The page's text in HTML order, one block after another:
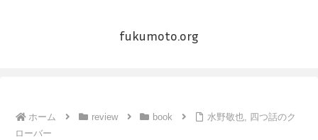
fukumoto.org
ホーム review book
水野敬也, 四つ話のク
ローバー